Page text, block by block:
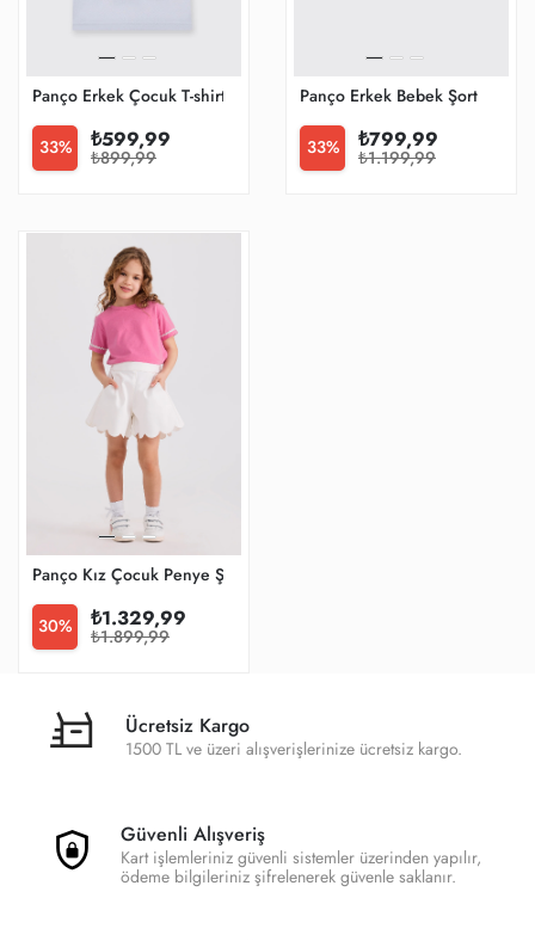
Panço Erkek Çocuk T-shirt
33% ₺599,99
₺899,99
Panço Erkek Bebek Şort
33% ₺799,99
₺1.199,99
Panço Kız Çocuk Penye Şort
30% ₺1.329,99
₺1.899,99
Ücretsiz Kargo
1500 TL ve üzeri alışverişlerinize ücretsiz kargo.
Güvenli Alışveriş
Kart işlemleriniz güvenli sistemler üzerinden yapılır,
ödeme bilgileriniz şifrelenerek güvenle saklanır.